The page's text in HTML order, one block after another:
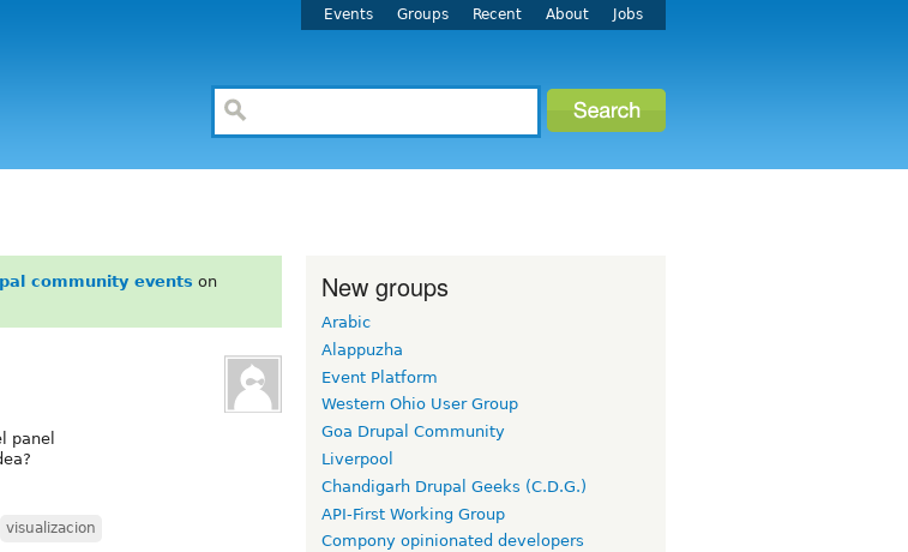
Events Groups Recent About Jobs
community events on
panel
visualizacion
New groups
Arabic
Alappuzha
Event Platform
Western Ohio User Group
Goa Drupal Community
Liverpool
Chandigarh Drupal Geeks (C.D.G.)
API-First Working Group
Compony opinionated developers